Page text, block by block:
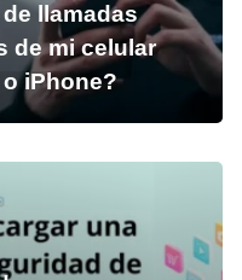
llamadas
de mi celular
iPhone?